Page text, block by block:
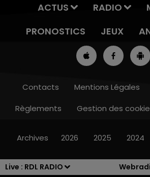
Live : RDL RADIO
8h00 - 10h00
ACTUS RADIO
PRONOSTICS
JEUX
Contacts Mentions Légales
Règlements
Gestion des
Archives 2026 2025 2024